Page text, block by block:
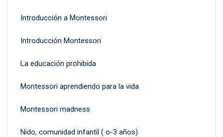
Introducción a Montessori
Introducción Montessori
La educación prohibida
Montessori aprendiendo para la vida
Montessori madness
Nido, comunidad infantil ( o-3 años)